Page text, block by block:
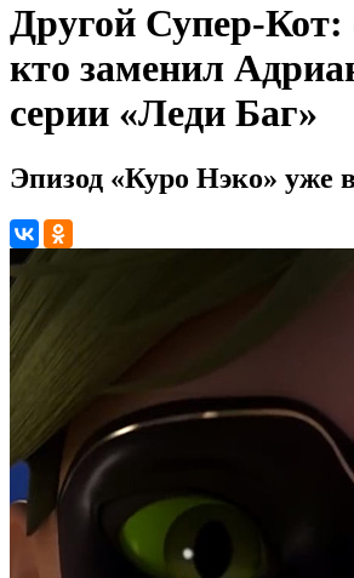
Другой Супер-Кот:
кто заменил
серии «Леди Баг»
Эпизод «Куро Нэко» уже